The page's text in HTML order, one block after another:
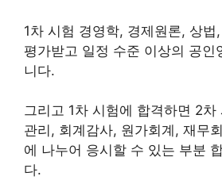
1차 시험 경영학, 경제원론, 상
평가받고 일정 수준 이상의 공인
니다.
그리고 1차 시험에 합격하면 2차
관리, 회계감사, 원가회계, 재무
에 나누어 응시할 수 있는 부분
다.